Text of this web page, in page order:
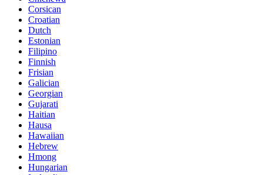
Corsican
Croatian
Dutch
Estonian
Filipino
Finnish
Frisian
Galician
Georgian
Gujarati
Haitian
Hausa
Hawaiian
Hebrew
Hmong
Hungarian